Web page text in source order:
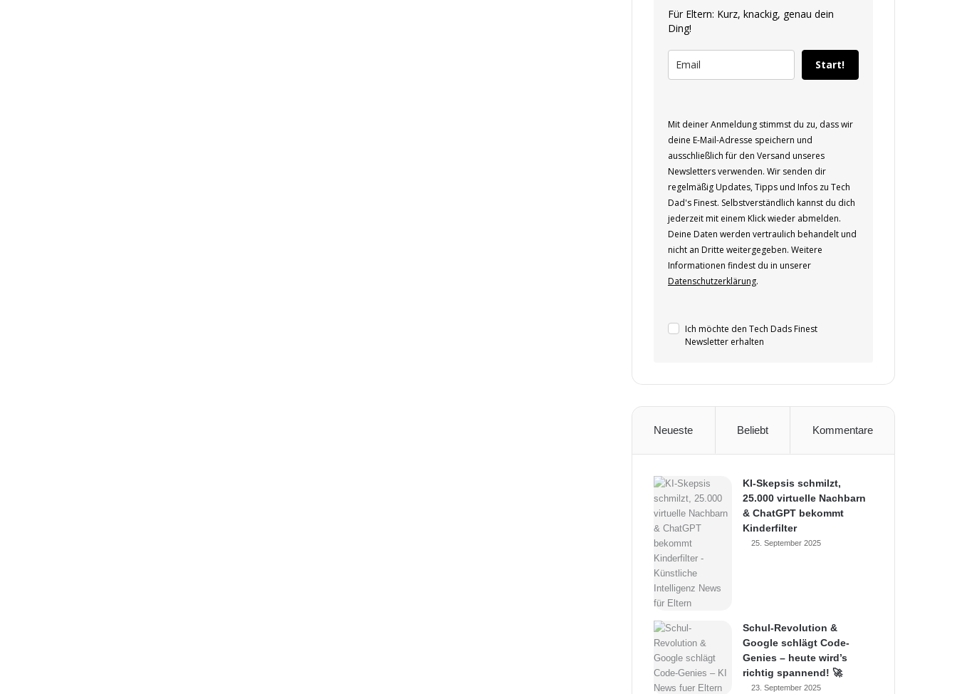
Für Eltern: Kurz, knackig, genau dein
Ding!
Start!
Mit deiner Anmeldung stimmst du zu, dass wir
deine E-Mail-Adresse speichern und
ausschließlich für den Versand unseres
Newsletters verwenden. Wir senden dir
regelmäßig Updates, Tipps und Infos zu Tech
Dad's Finest. Selbstverständlich kannst du dich
jederzeit mit einem Klick wieder abmelden.
Deine Daten werden vertraulich behandelt und
nicht an Dritte weitergegeben. Weitere
Informationen findest du in unserer
Datenschutzerklärung.
Ich möchte den Tech Dads Finest
Newsletter erhalten
Neueste Beliebt Kommentare
KI-Skepsis schmilzt,
25.000 virtuelle Nachbarn
& ChatGPT bekommt
Kinderfilter
25. September 2025
Schul-Revolution &
Google schlägt Code-
Genies – heute wird’s
richtig spannend! 🚀
23. September 2025